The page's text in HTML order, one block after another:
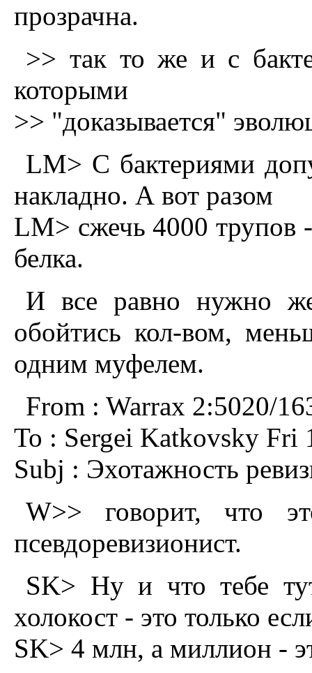
прозрачна.
>> так то же и с
которыми
>> "доказывается"
LM> С бактериями
накладно. А вот разом
LM> сжечь 4000 трупов
белка.
И все равно нужно
обойтись кол-вом,
одним муфелем.
From : Warrax 2:5020/
To : Sergei Katkovsky Fri
Subj : Эхотажность
W>> говорит, что
псевдоревизионист.
SK> Hу и что тебе
холокост - это только
SK> 4 млн, а миллион -